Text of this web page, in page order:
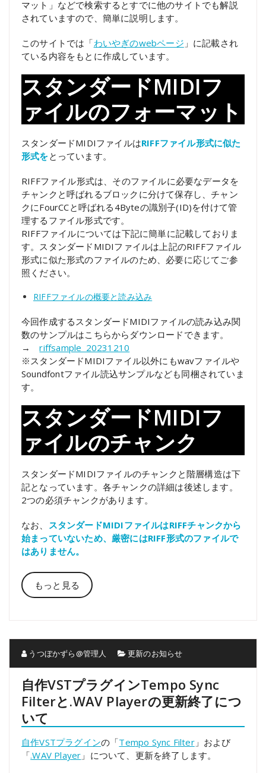
マット」などで検索するとすでに他のサイトでも解説
されていますので、簡単に説明します。
このサイトでは「わいやぎのwebページ 」に記載され
ている内容をもとに作成しています。
スタンダードMIDIフ
ァイルのフォーマット
スタンダードMIDIファイルはRIFFファイル形式に似た
形式をとっています。
RIFFファイル形式は、そのファイルに必要なデータを
チャンクと呼ばれるブロックに分けて保存し、チャン
クにFourCCと呼ばれる4Byteの識別子(ID)を付けて管
理するファイル形式です。
RIFFファイルについては下記に簡単に記載しておりま
す。スタンダードMIDIファイルは上記のRIFFファイル
形式に似た形式のファイルのため、必要に応じてご参
照ください。
RIFFファイルの概要と読み込み
今回作成するスタンダードMIDIファイルの読み込み関
数のサンプルはこちらからダウンロードできます。
→riffsample_20231210
※スタンダードMIDIファイル以外にもwavファイルや
Soundfontファイル読込サンプルなども同梱されていま
す。
スタンダードMIDIフ
ァイルのチャンク
スタンダードMIDIファイルのチャンクと階層構造は下
記となっています。各チャンクの詳細は後述します。
2つの必須チャンクがあります。
なお、
スタンダードMIDIファイルはRIFFチャンクから
始まっていないため、厳密にはRIFF形式のファイルで
はありません。
もっと見る
うつぼかずら@管理人 更新のお知らせ
自作VSTプラグインTempo Sync
Filterと.WAV Playerの更新終了につ
いて
自作VSTプラグインの「Tempo Sync Filter」および
「.WAV Player 」について、更新を終了します。